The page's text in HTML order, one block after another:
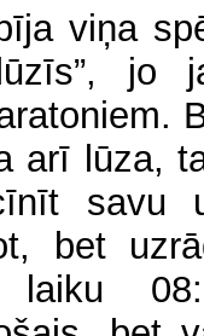
viņa
jo
arī lūza,
savu
bet
laiku